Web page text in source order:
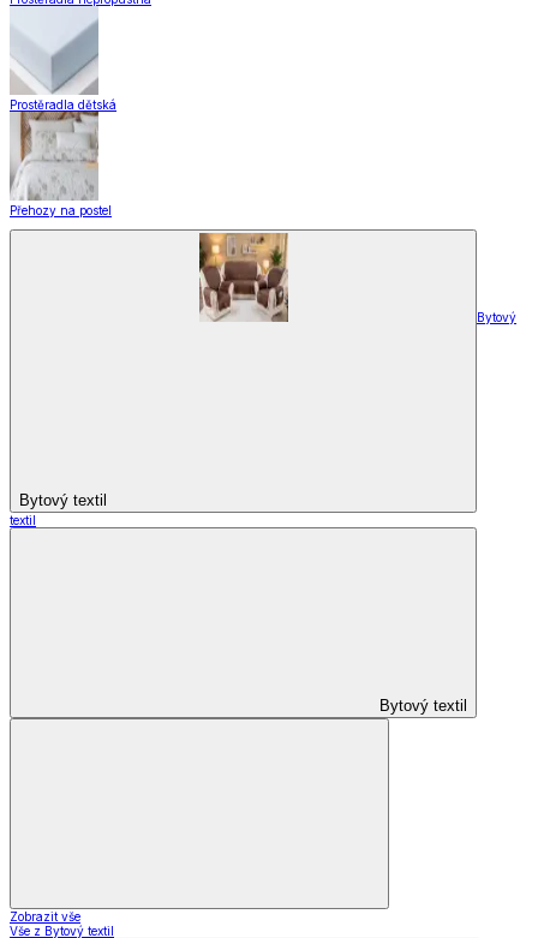
Prostěradla dětská
Přehozy na postel
Bytový textil
Bytový
textil
Bytový textil
Zobrazit vše
Vše z Bytový textil